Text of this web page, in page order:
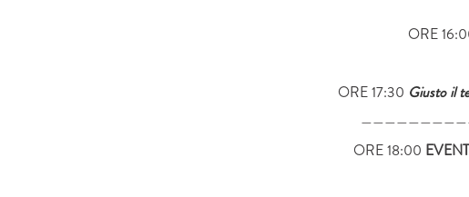
ORE
ORE 17:30 Giusto il
ORE 18:00